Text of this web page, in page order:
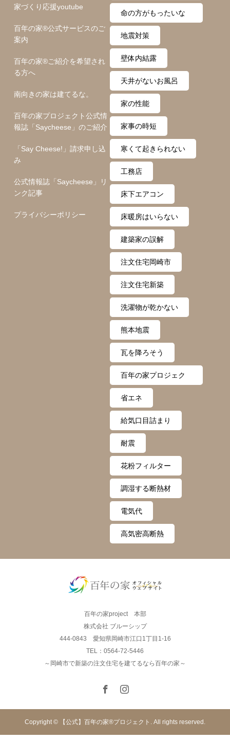
家づくり応援youtube
百年の家®️公式サービスのご
案内
百年の家®️ご紹介を希望され
る方へ
南向きの家は建てるな。
百年の家プロジェクト公式情
報誌「Saycheese」のご紹介
「Say Cheese!」請求申し込
み
公式情報誌「Saycheese」リ
ンク記事
プライバシーポリシー
ム
命の方がもったいな
い
地震対策
壁体内結露
天井がないお風呂
家の性能
家事の時短
寒くて起きられない
工務店
床下エアコン
床暖房はいらない
建築家の誤解
注文住宅岡崎市
注文住宅新築
洗濯物が乾かない
熊本地震
瓦を降ろそう
百年の家プロジェク
ト
省エネ
給気口目詰まり
耐震
花粉フィルター
調湿する断熱材
電気代
高気密高断熱
百年の家project 本部
株式会社 ブルーシップ
444-0843 愛知県岡崎市江口1丁目1-16
TEL：0564-72-5446
～岡崎市で新築の注文住宅を建てるなら百年の家～
Copyright © 【公式】百年の家®︎プロジェクト. All rights reserved.